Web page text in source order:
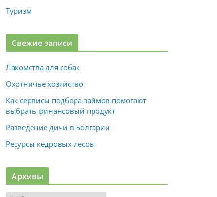
Туризм
Свежие записи
Лакомства для собак
Охотничье хозяйство
Как сервисы подбора займов помогают
выбрать финансовый продукт
Разведение дичи в Болгарии
Ресурсы кедровых лесов
Архивы